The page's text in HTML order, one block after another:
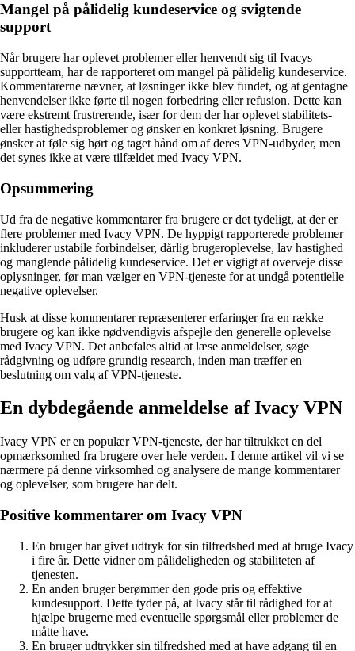
Mangel på pålidelig kundeservice og svigtende
support
Når brugere har oplevet problemer eller henvendt sig til Ivacys
supportteam, har de rapporteret om mangel på pålidelig kundeservice.
Kommentarerne nævner, at løsninger ikke blev fundet, og at gentagne
henvendelser ikke førte til nogen forbedring eller refusion. Dette kan
være ekstremt frustrerende, især for dem der har oplevet stabilitets-
eller hastighedsproblemer og ønsker en konkret løsning. Brugere
ønsker at føle sig hørt og taget hånd om af deres VPN-udbyder, men
det synes ikke at være tilfældet med Ivacy VPN.
Opsummering
Ud fra de negative kommentarer fra brugere er det tydeligt, at der er
flere problemer med Ivacy VPN. De hyppigt rapporterede problemer
inkluderer ustabile forbindelser, dårlig brugeroplevelse, lav hastighed
og manglende pålidelig kundeservice. Det er vigtigt at overveje disse
oplysninger, før man vælger en VPN-tjeneste for at undgå potentielle
negative oplevelser.
Husk at disse kommentarer repræsenterer erfaringer fra en række
brugere og kan ikke nødvendigvis afspejle den generelle oplevelse
med Ivacy VPN. Det anbefales altid at læse anmeldelser, søge
rådgivning og udføre grundig research, inden man træffer en
beslutning om valg af VPN-tjeneste.
En dybdegående anmeldelse af Ivacy VPN
Ivacy VPN er en populær VPN-tjeneste, der har tiltrukket en del
opmærksomhed fra brugere over hele verden. I denne artikel vil vi se
nærmere på denne virksomhed og analysere de mange kommentarer
og oplevelser, som brugere har delt.
Positive kommentarer om Ivacy VPN
En bruger har givet udtryk for sin tilfredshed med at bruge Ivacy
i fire år. Dette vidner om pålideligheden og stabiliteten af ​​
tjenesten.
En anden bruger berømmer den gode pris og effektive
kundesupport. Dette tyder på, at Ivacy står til rådighed for at
hjælpe brugerne med eventuelle spørgsmål eller problemer de
måtte have.
En bruger udtrykker sin tilfredshed med at have adgang til en